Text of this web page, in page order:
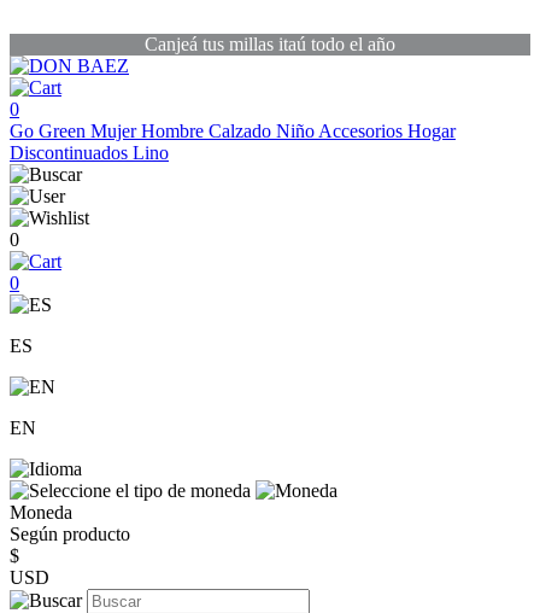
Canjeá tus millas itaú todo el año
0
Go Green MujerHombre Calzado Niño Accesorios Hogar
Discontinuados Lino
0
0
ES
EN
Moneda
Según producto
$
USD